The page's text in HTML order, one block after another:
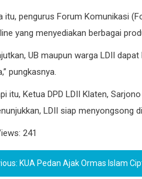
itu, pengurus Forum Komunikasi
yang menyediakan berbagai
UB maupun warga LDII
pungkasnya.
itu, Ketua DPD LDII Klaten,
LDII siap menyongsong
241
KUA Pedan Ajak Ormas Islam Ciptakan